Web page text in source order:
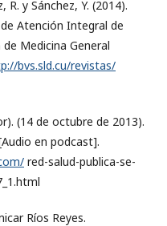
R. y Sánchez, Y. (2014).
Atención Integral de
de Medicina General
bvs.sld.cu/revistas/
(14 de octubre de 2013).
en podcast].
red-salud-publica-se-
Ríos Reyes.